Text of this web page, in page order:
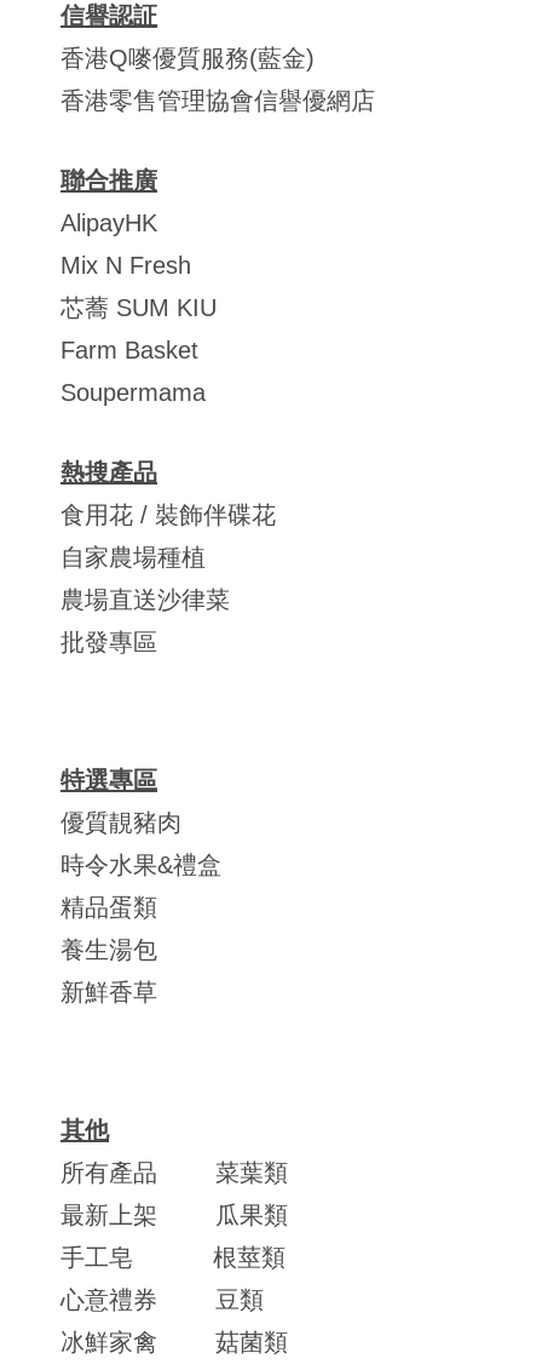
信譽認証
香港Q嘜優質服務(藍金)
香港零售管理協會信譽優網店
聯合推廣
AlipayHK
Mix N Fresh
芯蕎 SUM KIU
Farm Basket
Soupermama
熱搜產品
食用花 / 裝飾伴碟花
自家農場種植
農場直送沙律菜
批發專區
特選專區
優質靚豬肉
時令水果&禮盒
精品蛋類
養生湯包
新鮮香草
其他
所有產品
菜葉類
最新上架
瓜果類
手工皂
根莖類
心意禮券
豆類
冰鮮家禽
菇菌類